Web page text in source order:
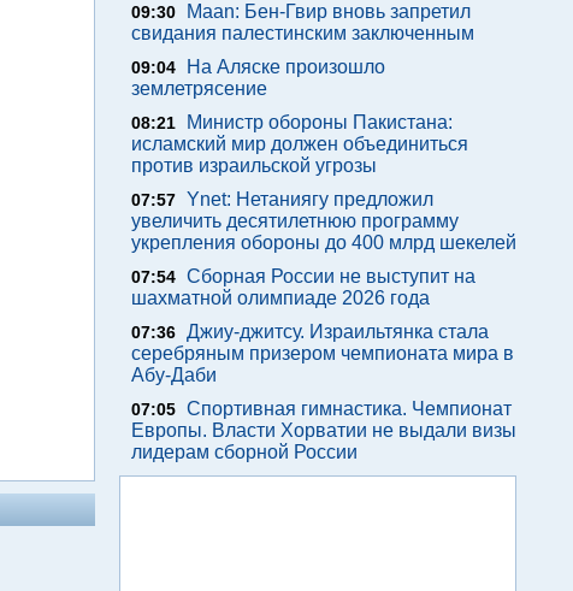
09:30
Maan: Бен-Гвир вновь запретил
свидания палестинским заключенным
09:04
На Аляске произошло
землетрясение
08:21
Министр обороны Пакистана:
исламский мир должен объединиться
против израильской угрозы
07:57 Ynet: Нетаниягу предложил
увеличить десятилетнюю программу
укрепления обороны до 400 млрд шекелей
07:54 Сборная России не выступит на
шахматной олимпиаде 2026 года
07:36 Джиу-джитсу. Израильтянка стала
серебряным призером чемпионата мира в
Абу-Даби
07:05 Спортивная гимнастика. Чемпионат
Европы. Власти Хорватии не выдали визы
лидерам сборной России